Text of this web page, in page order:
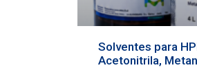
Solventes para
Acetonitrila,